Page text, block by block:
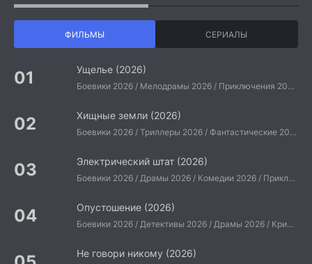
ФИЛЬМЫ СЕРИАЛЫ
Ущелье (2026)
Боевики 2026 / Мелодрамы 2026 / Приключения 2026 / Ужасы 2026 / Фантастические 2026 / Зарубежные фильмы 2026 / Американские фильмы / Фильмы 2026
Хищные земли (2026)
Боевики 2026 / Триллеры 2026 / Фантастические 2026 / Зарубежные фильмы 2026 / Американские фильмы / Фильмы 2026
Электрический штат (2026)
Боевики 2026 / Драмы 2026 / Комедии 2026 / Приключения 2026 / Фантастические 2026 / Зарубежные фильмы 2026 / Американские фильмы / Фильмы 2026
Опустошение (2026)
Боевики 2026 / Детективы 2026 / Драмы 2026 / Криминальные фильмы 2026 / Триллеры 2026 / Зарубежные фильмы 2026 / Американские фильмы / Фильмы 2026
Не говори никому (2026)